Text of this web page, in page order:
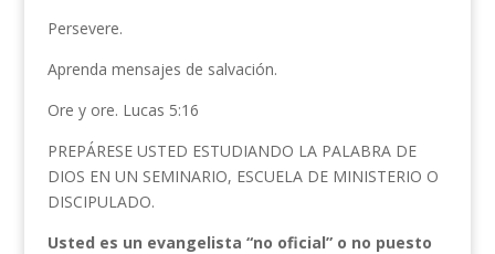
Persevere.
Aprenda mensajes de salvación.
Ore y ore. Lucas 5:16
PREPÁRESE USTED ESTUDIANDO LA PALABRA DE
DIOS EN UN SEMINARIO, ESCUELA DE MINISTERIO O
DISCIPULADO.
Usted es un evangelista “no oficial” o no puesto